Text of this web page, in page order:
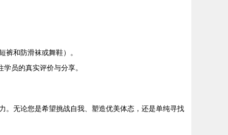
和防滑袜或舞鞋）。
员的真实评价与分享。
。无论您是希望挑战自我、塑造优美体态，还是单纯寻找